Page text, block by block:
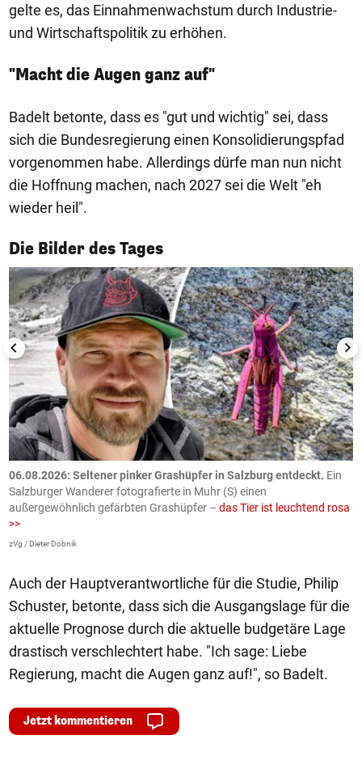
gelte es, das Einnahmenwachstum durch Industrie-
und Wirtschaftspolitik zu erhöhen.
"Macht die Augen ganz auf"
Badelt betonte, dass es "gut und wichtig" sei, dass
sich die Bundesregierung einen Konsolidierungspfad
vorgenommen habe. Allerdings dürfe man nun nicht
die Hoffnung machen, nach 2027 sei die Welt "eh
wieder heil".
Die Bilder des Tages
1/50
06.08.2026: Seltener pinker Grashüpfer in Salzburg entdeckt. Ein
Salzburger Wanderer fotografierte in Muhr (S) einen
außergewöhnlich gefärbten Grashüpfer – das Tier ist leuchtend rosa
>>
zVg / Dieter Dobnik
Auch der Hauptverantwortliche für die Studie, Philip
Schuster, betonte, dass sich die Ausgangslage für die
aktuelle Prognose durch die aktuelle budgetäre Lage
drastisch verschlechtert habe. "Ich sage: Liebe
Regierung, macht die Augen ganz auf!", so Badelt.
Jetzt kommentieren